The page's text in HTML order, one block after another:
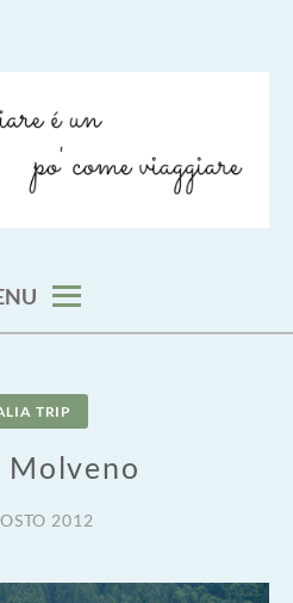
TRIP
Molveno
2012